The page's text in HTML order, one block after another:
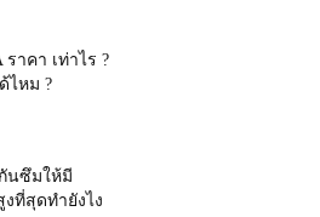
ราคา เท่าไร ?
ไหม ?
นซึมให้มี
ที่สุดทำยังไง